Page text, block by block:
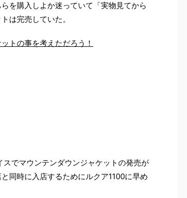
を購入しよか迷っていて「実物見てから
は完売していた。
トの事を考えただろう！
でマウンテンダウンジャケットの発売が
同時に入店するためにルクア1100に早め